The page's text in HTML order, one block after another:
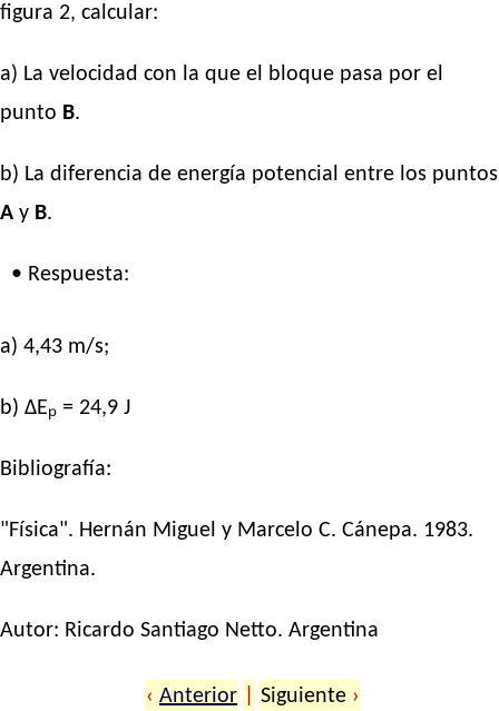
figura 2, calcular:
a) La velocidad con la que el bloque pasa por el
punto B.
b) La diferencia de energía potencial entre los puntos
A y B.
• Respuesta:
a) 4,43 m/s;
b) ΔEₚ = 24,9 J
Bibliografía:
"Física". Hernán Miguel y Marcelo C. Cánepa. 1983.
Argentina.
Autor: Ricardo Santiago Netto. Argentina
‹ Anterior Siguiente ›